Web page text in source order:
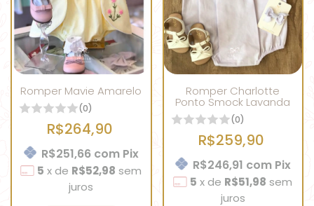
Romper Mavie Amarelo
(0)
R$264,90
R$251,66 com Pix
5 x de R$52,98 sem
juros
Romper Charlotte
Ponto Smock Lavanda
(0)
R$259,90
R$246,91 com Pix
5 x de R$51,98 sem
juros